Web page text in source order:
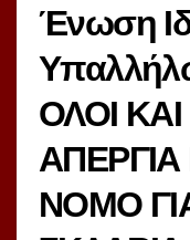
Ένωση
ΟΛΟΙ
ΝΟΜΟ